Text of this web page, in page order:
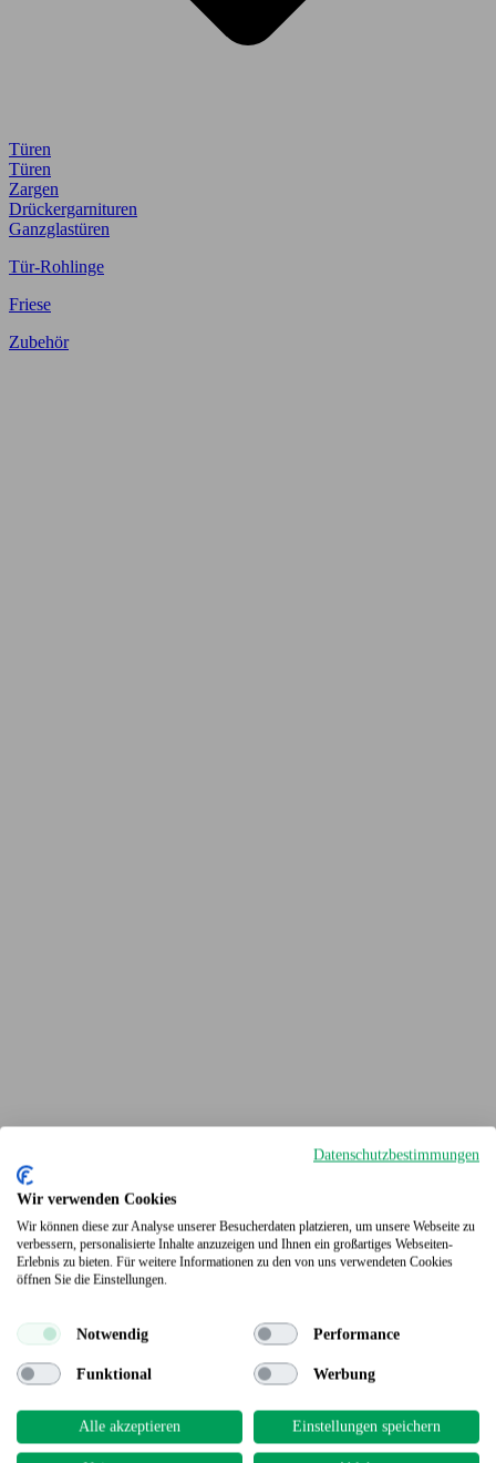
Türen
Türen
Zargen
Drückergarnituren
Ganzglastüren
Tür-Rohlinge
Friese
Zubehör
Terrassendielen
Datenschutzbestimmungen
Wir verwenden Cookies
Wir können diese zur Analyse unserer Besucherdaten platzieren, um unsere Webseite zu
verbessern, personalisierte Inhalte anzuzeigen und Ihnen ein großartiges Webseiten-
Erlebnis zu bieten. Für weitere Informationen zu den von uns verwendeten Cookies
öffnen Sie die Einstellungen.
Notwendig Performance
Funktional Werbung
Alle akzeptieren Einstellungen speichern